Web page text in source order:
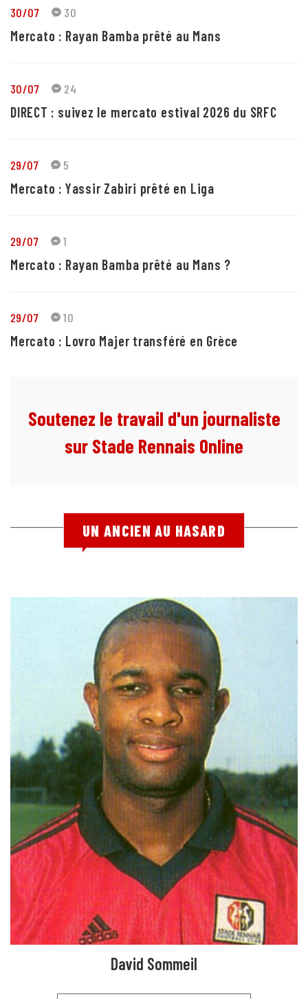
30/07 30
Mercato : Rayan Bamba prêté au Mans
30/07 24
DIRECT : suivez le mercato estival 2026 du SRFC
29/07 5
Mercato : Yassir Zabiri prêté en Liga
29/07 1
Mercato : Rayan Bamba prêté au Mans ?
29/07 10
Mercato : Lovro Majer transféré en Grèce
Soutenez le travail d'un journaliste
sur Stade Rennais Online
UN ANCIEN AU HASARD
David Sommeil